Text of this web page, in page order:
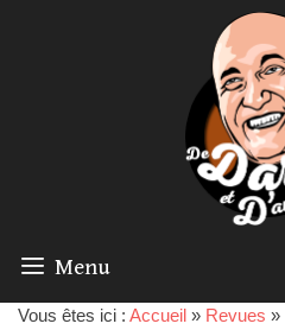
Menu
Vous êtes ici : Accueil » Revues »